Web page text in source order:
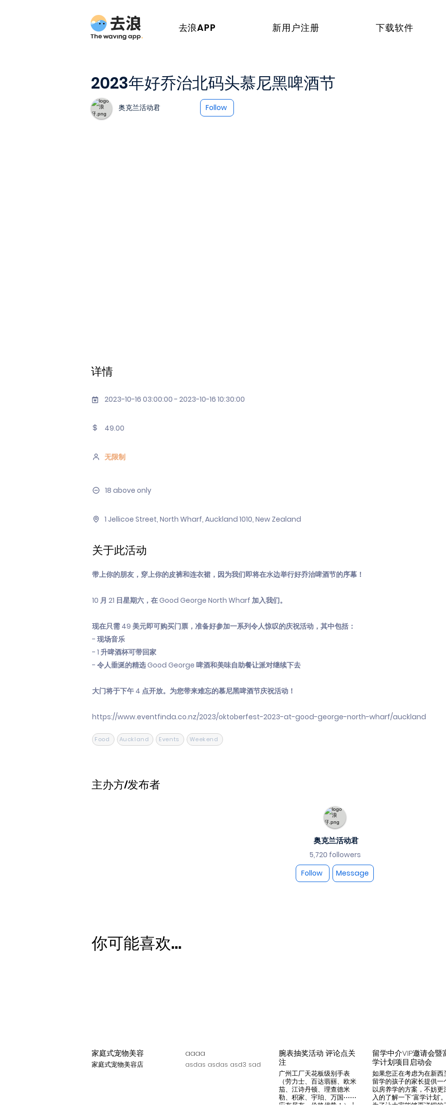
去浪APP 新用户注册 下载软件
2023年好乔治北码头慕尼黑啤酒节
奥克兰活动君 Follow
详情
2023-10-16 03:00:00 - 2023-10-16 10:30:00
49.00
无限制
18 above only
1 Jellicoe Street, North Wharf, Auckland 1010, New Zealand
关于此活动
带上你的朋友，穿上你的皮裤和连衣裙，因为我们即将在水边举行好乔治啤酒节的序幕！
10 月 21 日星期六，在 Good George North Wharf 加入我们。
现在只需 49 美元即可购买门票，准备好参加一系列令人惊叹的庆祝活动，其中包括：
- 现场音乐
- 1 升啤酒杯可带回家
- 令人垂涎的精选 Good George 啤酒和美味自助餐让派对继续下去
大门将于下午 4 点开放。为您带来难忘的慕尼黑啤酒节庆祝活动！
https://www.eventfinda.co.nz/2023/oktoberfest-2023-at-good-george-north-wharf/auckland
Food Auckland Events Weekend
主办方/发布者
奥克兰活动君
5,720 followers
Follow
Message
你可能喜欢...
家庭式宠物美容
家庭式宠物美容店
aaaa
asdas asdas asd3 sad
腕表抽奖活动 评论点关
注
广州工厂天花板级别手表
（劳力士、百达翡丽、欧米
茄、江诗丹顿、理查德米
勒、积家、宇珀、万国⋯⋯
应有尽有，价格优势！）十
留学中介VIP邀请会暨
学计划项目启动会
如果您正在考虑为在新西
留学的孩子的家长提供一
以房养学的方案，不妨更
入的了解一下“富学计划”。
为了让大家能够更详细的